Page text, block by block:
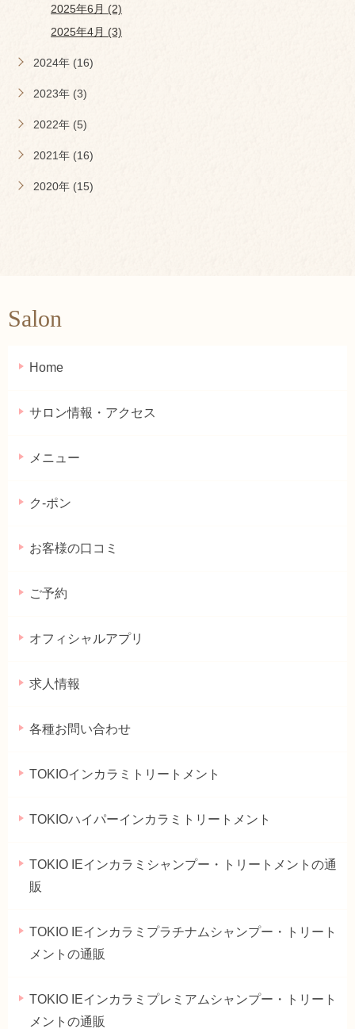
2025年6月 (2)
2025年4月 (3)
2024年 (16)
2023年 (3)
2022年 (5)
2021年 (16)
2020年 (15)
Salon
Home
サロン情報・アクセス
メニュー
ク-ポン
お客様の口コミ
ご予約
オフィシャルアプリ
求人情報
各種お問い合わせ
TOKIOインカラミトリートメント
TOKIOハイパーインカラミトリートメント
TOKIO IEインカラミシャンプー・トリートメントの通
販
TOKIO IEインカラミプラチナムシャンプー・トリート
メントの通販
TOKIO IEインカラミプレミアムシャンプー・トリート
メントの通販